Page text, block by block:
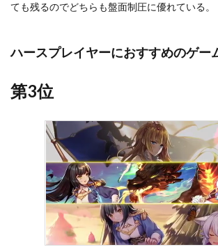
ても残るのでどちらも盤面制圧に優れている。
ハースプレイヤーにおすすめのゲー
第3位